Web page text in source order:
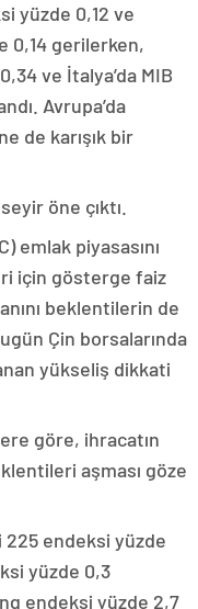
yüzde 0,12 ve
0,14 gerilerken,
ve İtalya’da MIB
Avrupa’da
de karışık bir
öne çıktı.
emlak piyasasını
için gösterge faiz
beklentilerin de
Çin borsalarında
yükseliş dikkati
göre, ihracatın
aşması göze
225 endeksi yüzde
yüzde 0,3
endeksi yüzde 2,7